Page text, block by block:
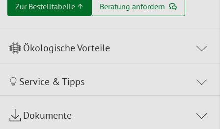
Zur Bestelltabelle ↑ Beratung anfordern
Ökologische Vorteile
Service & Tipps
Dokumente